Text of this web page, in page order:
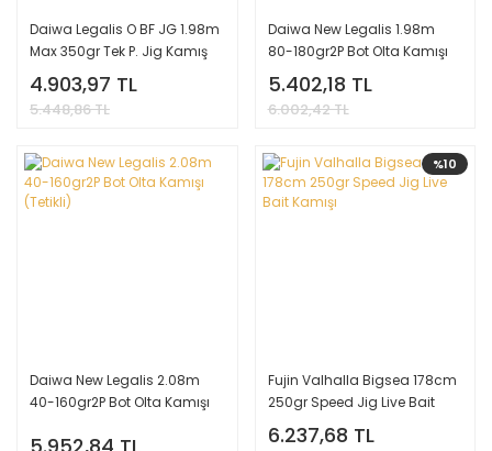
Daiwa Legalis O BF JG 1.98m
Max 350gr Tek P. Jig Kamış
4.903,97 TL
5.448,86 TL
Daiwa New Legalis 1.98m
80-180gr2P Bot Olta Kamışı
(Tetikli)
5.402,18 TL
6.002,42 TL
Daiwa New Legalis 2.08m
40-160gr2P Bot Olta Kamışı
%10
Fujin Valhalla Bigsea 178cm
250gr Speed Jig Live Bait
Kamışı
6.237,68 TL